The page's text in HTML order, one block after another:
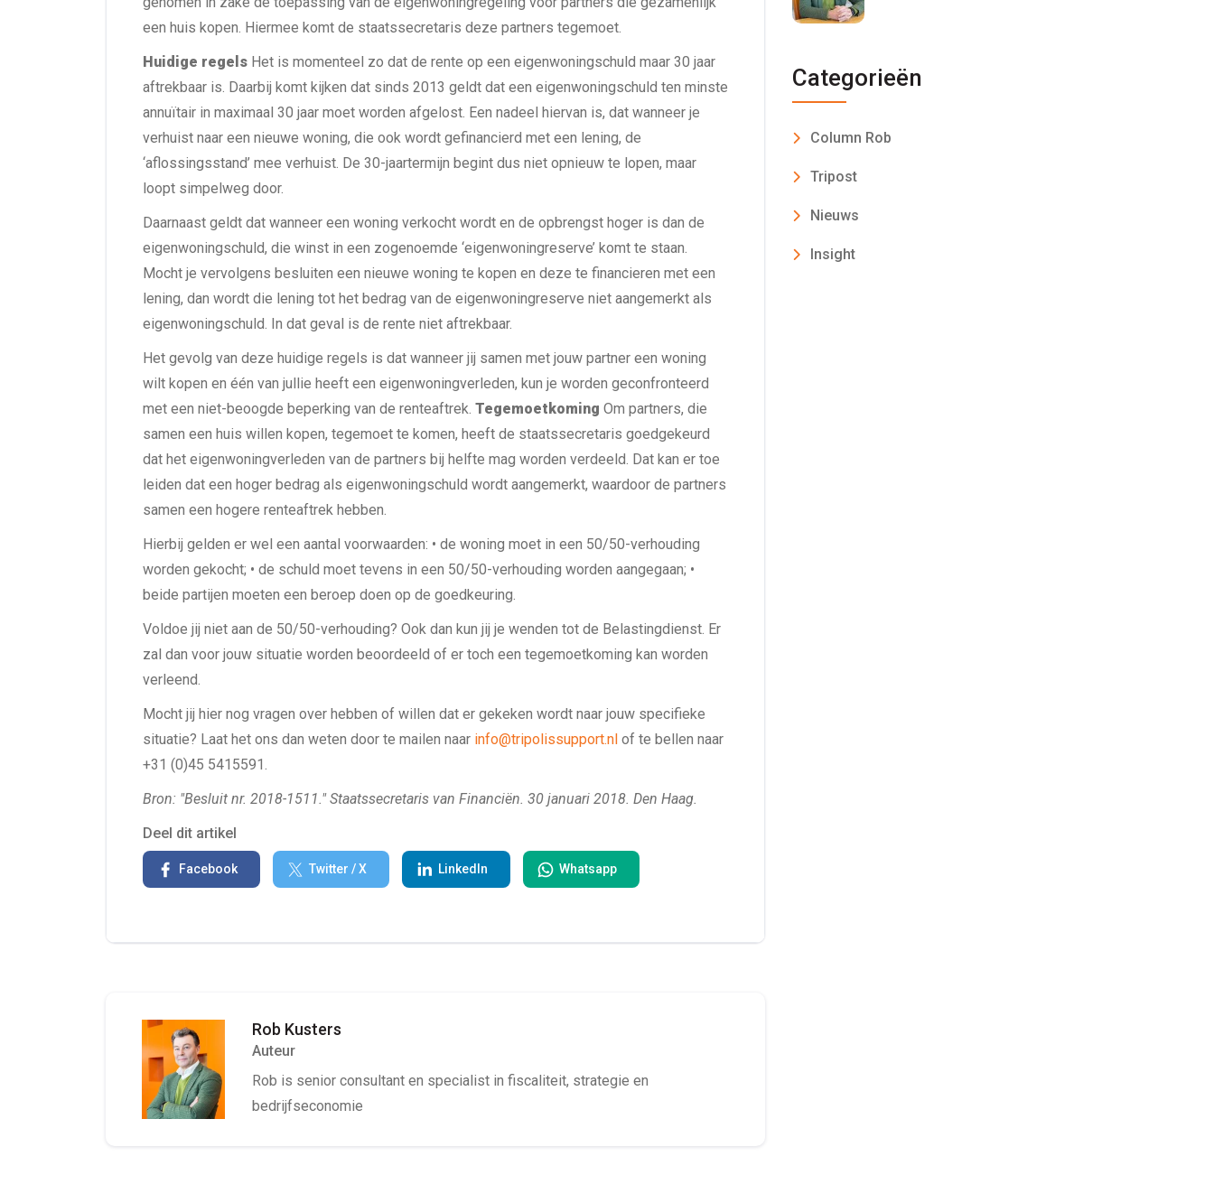
een huis kopen. Hiermee komt de staatssecretaris deze partners tegemoet.
Huidige regels Het is momenteel zo dat de rente op een eigenwoningschuld maar 30 jaar
aftrekbaar is. Daarbij komt kijken dat sinds 2013 geldt dat een eigenwoningschuld ten minste
annuïtair in maximaal 30 jaar moet worden afgelost. Een nadeel hiervan is, dat wanneer je
verhuist naar een nieuwe woning, die ook wordt gefinancierd met een lening, de
‘aflossingsstand’ mee verhuist. De 30-jaartermijn begint dus niet opnieuw te lopen, maar
loopt simpelweg door.
Daarnaast geldt dat wanneer een woning verkocht wordt en de opbrengst hoger is dan de
eigenwoningschuld, die winst in een zogenoemde ‘eigenwoningreserve’ komt te staan.
Mocht je vervolgens besluiten een nieuwe woning te kopen en deze te financieren met een
lening, dan wordt die lening tot het bedrag van de eigenwoningreserve niet aangemerkt als
eigenwoningschuld. In dat geval is de rente niet aftrekbaar.
Het gevolg van deze huidige regels is dat wanneer jij samen met jouw partner een woning
wilt kopen en één van jullie heeft een eigenwoningverleden, kun je worden geconfronteerd
met een niet-beoogde beperking van de renteaftrek. Tegemoetkoming Om partners, die
samen een huis willen kopen, tegemoet te komen, heeft de staatssecretaris goedgekeurd
dat het eigenwoningverleden van de partners bij helfte mag worden verdeeld. Dat kan er toe
leiden dat een hoger bedrag als eigenwoningschuld wordt aangemerkt, waardoor de partners
samen een hogere renteaftrek hebben.
Hierbij gelden er wel een aantal voorwaarden: • de woning moet in een 50/50-verhouding
worden gekocht; • de schuld moet tevens in een 50/50-verhouding worden aangegaan; •
beide partijen moeten een beroep doen op de goedkeuring.
Voldoe jij niet aan de 50/50-verhouding? Ook dan kun jij je wenden tot de Belastingdienst. Er
zal dan voor jouw situatie worden beoordeeld of er toch een tegemoetkoming kan worden
verleend.
Mocht jij hier nog vragen over hebben of willen dat er gekeken wordt naar jouw specifieke
situatie? Laat het ons dan weten door te mailen naar info@tripolissupport.nl of te bellen naar
+31 (0)45 5415591.
Bron: "Besluit nr. 2018-1511." Staatssecretaris van Financiën. 30 januari 2018. Den Haag.
Deel dit artikel
Facebook Twitter / X LinkedIn Whatsapp
Rob Kusters
Auteur
Rob is senior consultant en specialist in fiscaliteit, strategie en
bedrijfseconomie
Categorieën
Column Rob
Tripost
Nieuws
Insight